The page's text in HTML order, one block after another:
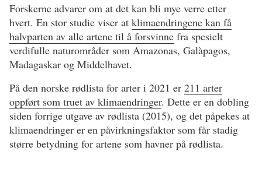
Forskerne advarer om at det kan bli mye verre etter
hvert. En stor studie viser at klimaendringene kan få
halvparten av alle artene til å forsvinne fra spesielt
verdifulle naturområder som Amazonas, Galàpagos,
Madagaskar og Middelhavet.
På den norske rødlista for arter i 2021 er 211 arter
oppført som truet av klimaendringer. Dette er en dobling
siden forrige utgave av rødlista (2015), og det påpekes at
klimaendringer er en påvirkningsfaktor som får stadig
større betydning for artene som havner på rødlista.